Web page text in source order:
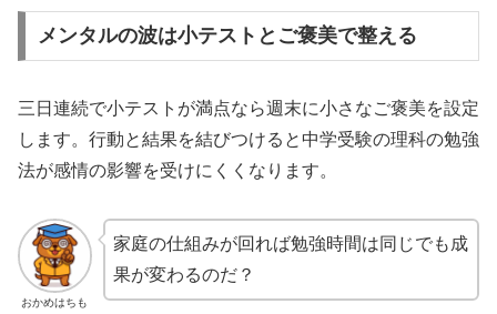
メンタルの波は小テストとご褒美で整える
三日連続で小テストが満点なら週末に小さなご褒美を設定
します。行動と結果を結びつけると中学受験の理科の勉強
法が感情の影響を受けにくくなります。
おかめはちも
家庭の仕組みが回れば勉強時間は同じでも成
果が変わるのだ？